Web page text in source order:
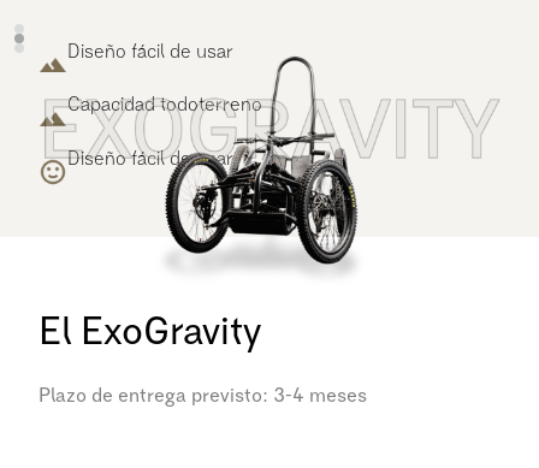
Diseño fácil de usar
Capacidad todoterreno
Diseño fácil de usar
El ExoGravity
Plazo de entrega previsto: 3-4 meses